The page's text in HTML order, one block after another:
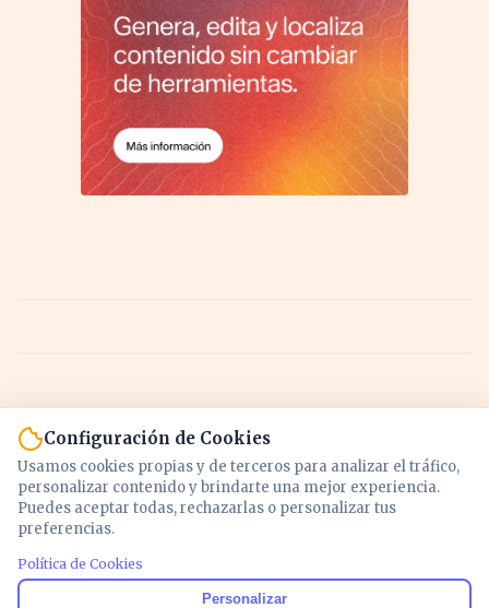
Noticias y análisis de economía, mercados,
Configuración de Cookies
Usamos cookies propias y de terceros para analizar el tráfico,
personalizar contenido y brindarte una mejor experiencia.
Puedes aceptar todas, rechazarlas o personalizar tus
preferencias.
Política de Cookies
Personalizar